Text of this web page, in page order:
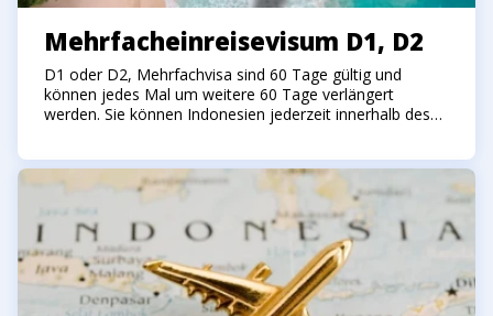
Mehrfacheinreisevisum D1, D2
D1 oder D2, Mehrfachvisa sind 60 Tage gültig und
können jedes Mal um weitere 60 Tage verlängert
werden. Sie können Indonesien jederzeit innerhalb des
Besuch insgesamt 180 Tage im Land bleiben